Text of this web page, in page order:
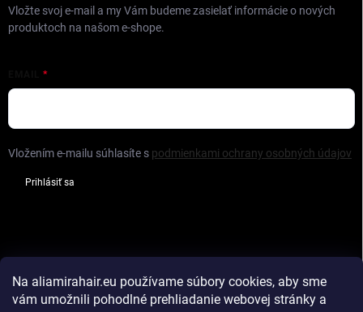
Na aliamirahair.eu používame súbory cookies, aby sme
vám umožnili pohodlné prehliadanie webovej stránky a
Vložte svoj e-mail a my Vám budeme zasielať informácie o nových
produktoch na našom e-shope.
Vložením e-mailu súhlasíte s podmienkami ochrany osobných údajov
Prihlásiť sa